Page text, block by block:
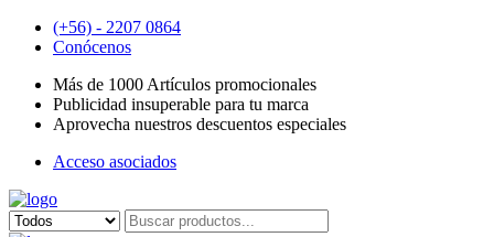
(+56) - 2207 0864
Conócenos
Más de 1000 Artículos promocionales
Publicidad insuperable para tu marca
Aprovecha nuestros descuentos especiales
Acceso asociados